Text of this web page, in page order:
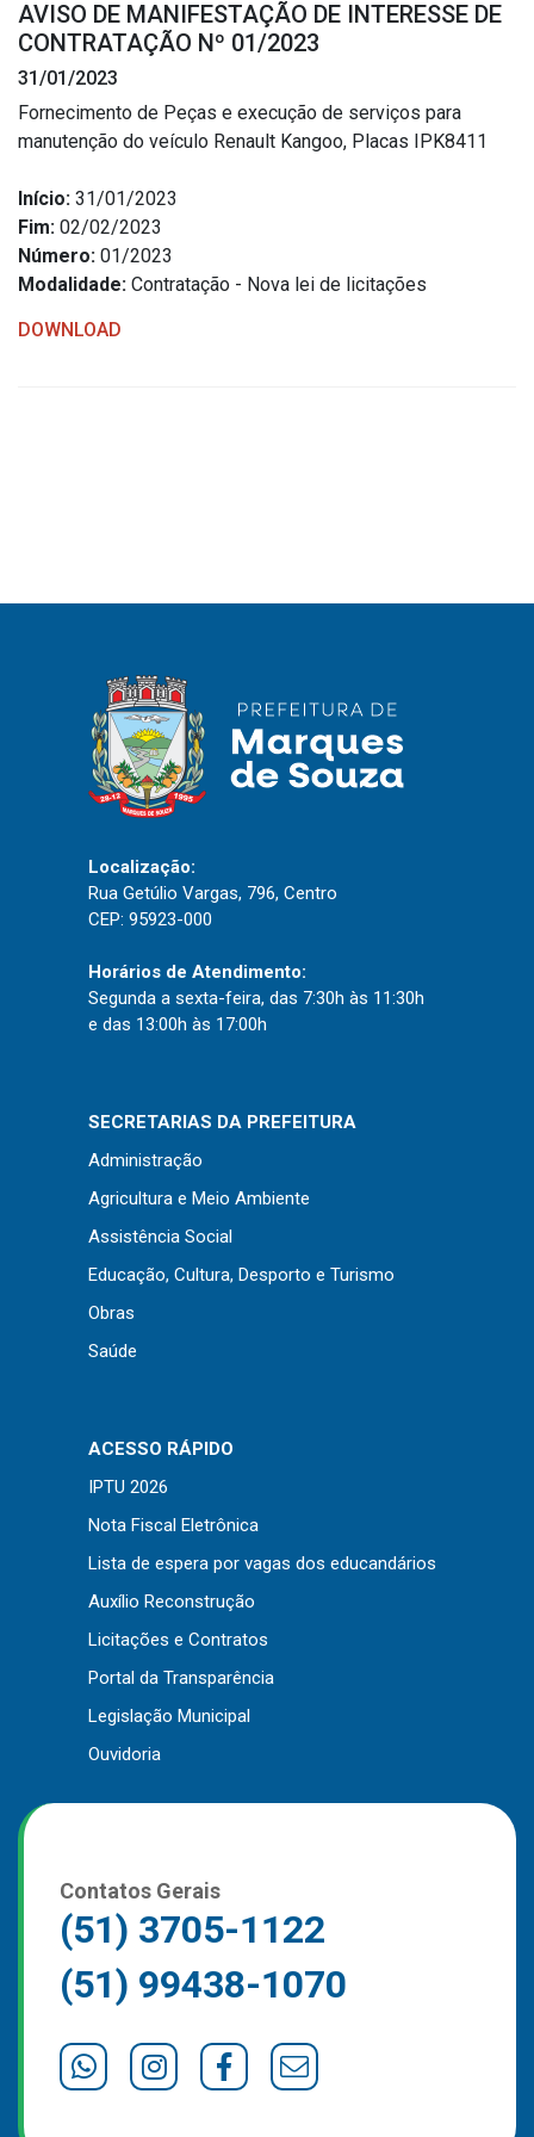
Estrutura Organizacional
Secretarias
Administração
Agricultura e Meio Ambiente
Assistência Social
Nota Fiscal Eletrônica
Portal do Cidadão
Portal do Servidor
Diário Oficial (Novo)
Diário Oficial (Até 30/04)
Recursos Humanos
Processo Seletivo
Seletivo Simplificado
Instruções Normativas
Licitações
Dispensas e Inexigibilidades
Chamamentos Públicos
Leis, Decretos e Portarias
Portal da Transparência
Outros
Downloads
Notícias
Contato
AVISO DE MANIFESTAÇÃO DE INTERESSE DE
CONTRATAÇÃO Nº 01/2023
31/01/2023
Fornecimento de Peças e execução de serviços para
manutenção do veículo Renault Kangoo, Placas IPK8411
Início: 31/01/2023
Fim: 02/02/2023
Número: 01/2023
Modalidade: Contratação - Nova lei de licitações
DOWNLOAD
Localização:
Rua Getúlio Vargas, 796, Centro
CEP: 95923-000
Horários de Atendimento:
Segunda a sexta-feira, das 7:30h às 11:30h
e das 13:00h às 17:00h
SECRETARIAS DA PREFEITURA
Administração
Agricultura e Meio Ambiente
Assistência Social
Educação, Cultura, Desporto e Turismo
Obras
Saúde
ACESSO RÁPIDO
IPTU 2026
Nota Fiscal Eletrônica
Lista de espera por vagas dos educandários
Auxílio Reconstrução
Licitações e Contratos
Portal da Transparência
Legislação Municipal
Ouvidoria
Contatos Gerais
(51) 3705-1122
(51) 99438-1070